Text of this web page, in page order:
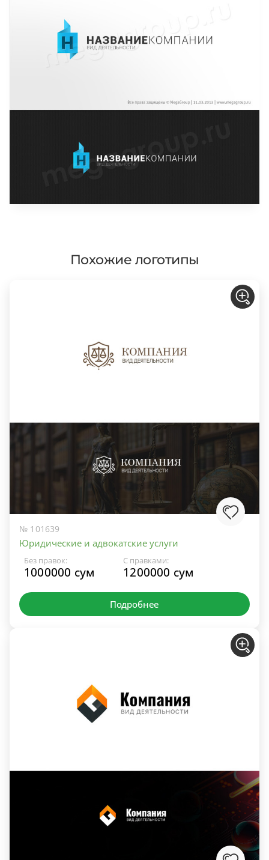
Похожие логотипы
№ 101639
Юридические и адвокатские услуги
Без правок:
1000000 сум
С правками:
1200000 сум
Подробнее